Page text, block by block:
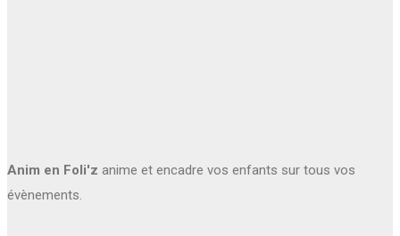
Anim en Foli'z anime et encadre vos enfants sur tous vos
évènements.